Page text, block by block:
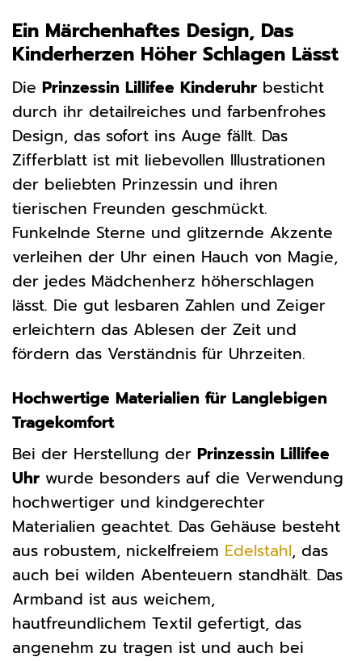
Ein Märchenhaftes Design, Das
Kinderherzen Höher Schlagen Lässt
Die Prinzessin Lillifee Kinderuhr besticht
durch ihr detailreiches und farbenfrohes
Design, das sofort ins Auge fällt. Das
Zifferblatt ist mit liebevollen Illustrationen
der beliebten Prinzessin und ihren
tierischen Freunden geschmückt.
Funkelnde Sterne und glitzernde Akzente
verleihen der Uhr einen Hauch von Magie,
der jedes Mädchenherz höherschlagen
lässt. Die gut lesbaren Zahlen und Zeiger
erleichtern das Ablesen der Zeit und
fördern das Verständnis für Uhrzeiten.
Hochwertige Materialien für Langlebigen
Tragekomfort
Bei der Herstellung der Prinzessin Lillifee
Uhr wurde besonders auf die Verwendung
hochwertiger und kindgerechter
Materialien geachtet. Das Gehäuse besteht
aus robustem, nickelfreiem Edelstahl, das
auch bei wilden Abenteuern standhält. Das
Armband ist aus weichem,
hautfreundlichem Textil gefertigt, das
angenehm zu tragen ist und auch bei